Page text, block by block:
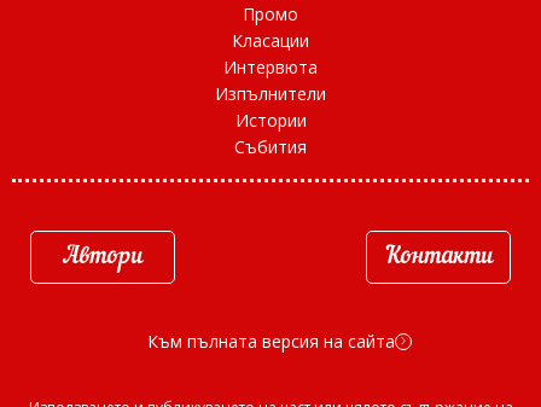
Промо
Класации
Интервюта
Изпълнители
Истории
Събития
Автори Контакти
Към пълната версия на сайта d